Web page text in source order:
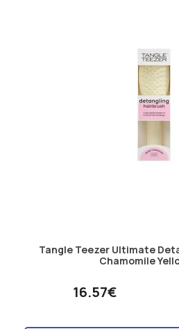
Tangle Teezer Ultimate
Chamomile
16.57€